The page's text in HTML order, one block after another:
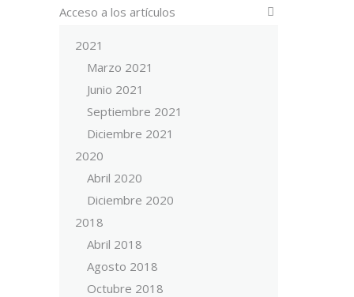
Acceso a los artículos
2021
Marzo 2021
Junio 2021
Septiembre 2021
Diciembre 2021
2020
Abril 2020
Diciembre 2020
2018
Abril 2018
Agosto 2018
Octubre 2018